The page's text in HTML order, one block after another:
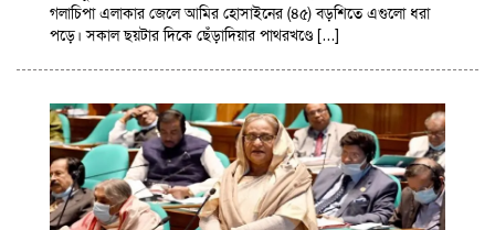
গলাচিপা এলাকার জেলে আমির হোসাইনের (৪৫) বড়শিতে এগুলো ধরা
পড়ে। সকাল ছয়টার দিকে ছেঁড়াদিয়ার পাথরখণ্ডে […]